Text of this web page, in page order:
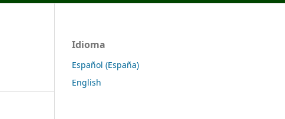
Idioma
Español (España)
English